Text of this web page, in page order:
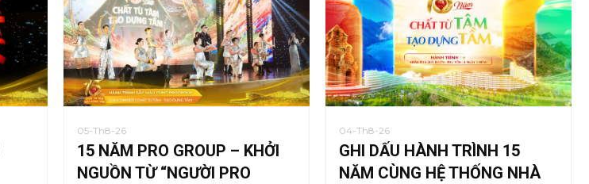
05-Th8-26
15 NĂM PRO GROUP – KHỞI
NGUỒN TỪ “NGƯỜI PRO
04-Th8-26
GHI DẤU HÀNH TRÌNH 15
NĂM CÙNG HỆ THỐNG NHÀ